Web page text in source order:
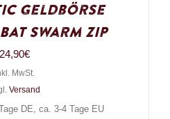
Geldbörse
Swarm Zip
24,90€
MwSt.
Versand
DE, ca. 3-4 Tage EU